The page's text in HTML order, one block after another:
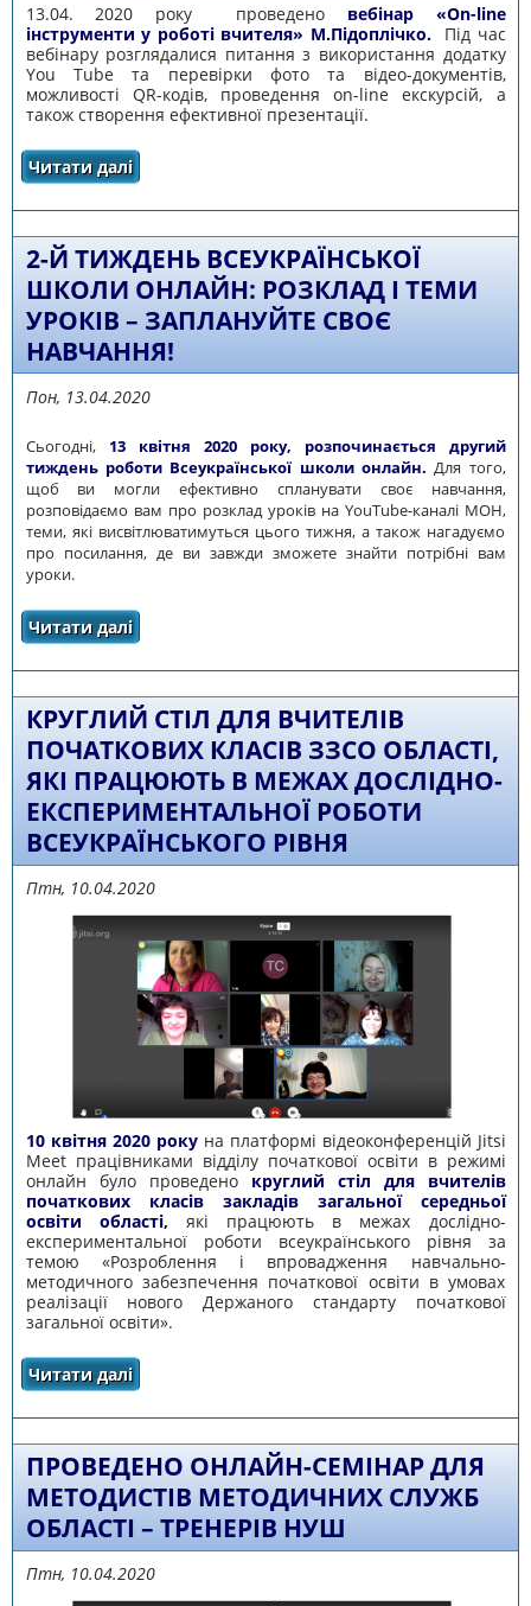
13.04. 2020 року проведено вебінар «On-line
інструменти у роботі вчителя» М.Підоплічко.
Під час
вебінару розглядалися питання з використання додатку
You Tube та перевірки фото та відео-документів,
можливості QR-кодів, проведення on-line екскурсій, а
також створення ефективної презентації.
Читати даліпро НА ДОПОМОГУ ВЧИТЕЛЮ
2-Й ТИЖДЕНЬ ВСЕУКРАЇНСЬКОЇ
ШКОЛИ ОНЛАЙН: РОЗКЛАД І ТЕМИ
УРОКІВ – ЗАПЛАНУЙТЕ СВОЄ
НАВЧАННЯ!
Пон, 13.04.2020
Сьогодні, 13 квітня 2020 року, розпочинається другий
тиждень роботи Всеукраїнської школи онлайн. Для того,
щоб ви могли ефективно спланувати своє навчання,
розповідаємо вам про розклад уроків на YouTube-каналі МОН,
теми, які висвітлюватимуться цього тижня, а також нагадуємо
про посилання, де ви завжди зможете знайти потрібні вам
уроки.
Читати далі
ЗАПЛАНУЙТЕ СВОЄ НАВЧАННЯ!
КРУГЛИЙ СТІЛ ДЛЯ ВЧИТЕЛІВ
ПОЧАТКОВИХ КЛАСІВ ЗЗСО ОБЛАСТІ,
ЯКІ ПРАЦЮЮТЬ В МЕЖАХ ДОСЛІДНО-
ЕКСПЕРИМЕНТАЛЬНОЇ РОБОТИ
ВСЕУКРАЇНСЬКОГО РІВНЯ
Птн, 10.04.2020
10 квітня 2020 рокуна платформі відеоконференцій Jitsi
Meet працівниками відділу початкової освіти в режимі
онлайн було проведено круглий стіл для вчителів
початкових класів закладів загальної середньої
освіти області, які працюють в межах дослідно-
експериментальної роботи всеукраїнського рівня за
темою «Розроблення і впровадження навчально-
методичного забезпечення початкової освіти в умовах
реалізації нового Держаного стандарту початкової
загальної освіти».
Читати далі
ПРАЦЮЮТЬ В МЕЖАХ ДОСЛІДНО-
ВСЕУКРАЇНСЬКОГО РІВНЯ
ПРОВЕДЕНО ОНЛАЙН-СЕМІНАР ДЛЯ
МЕТОДИСТІВ МЕТОДИЧНИХ СЛУЖБ
ОБЛАСТІ – ТРЕНЕРІВ НУШ
Птн, 10.04.2020